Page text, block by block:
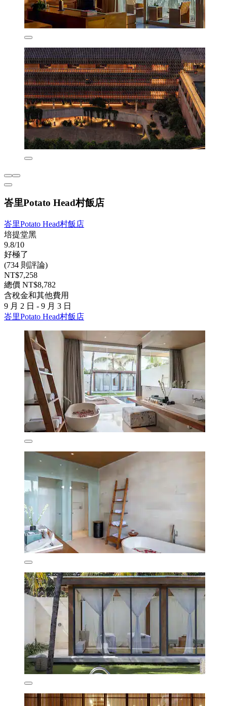
峇里Potato Head村飯店
峇里Potato Head村飯店
培提堂黑
9.8/10
好極了
(734 則評論)
NT$7,258
總價 NT$8,782
含稅金和其他費用
9 月 2 日 - 9 月 3 日
峇里Potato Head村飯店